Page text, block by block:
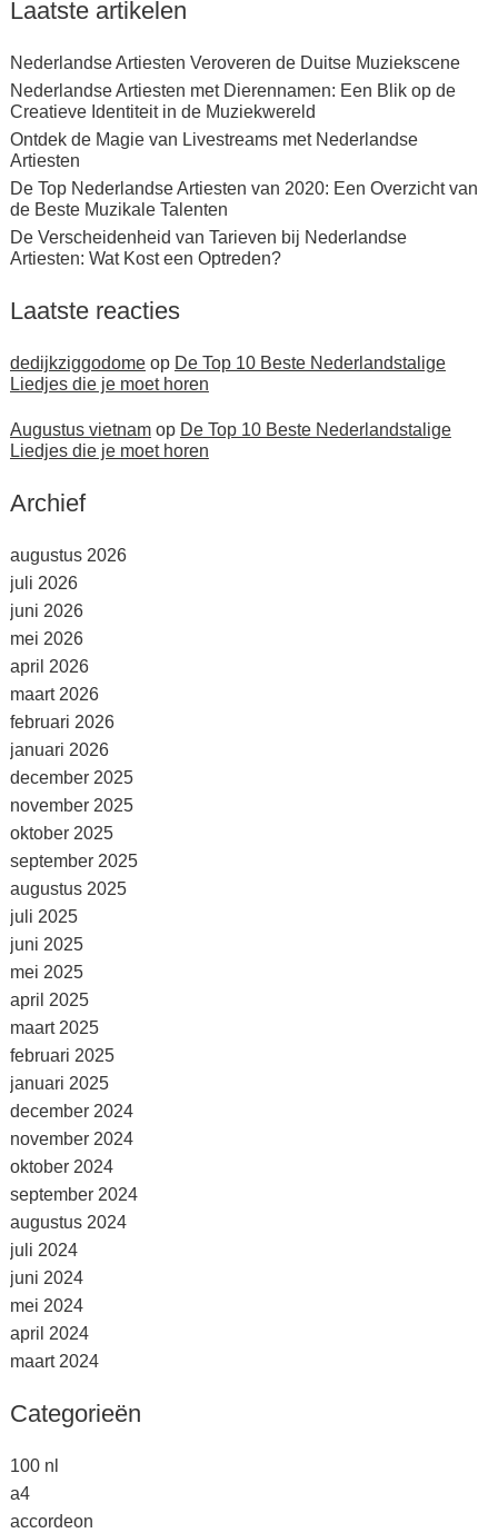
Laatste artikelen
Nederlandse Artiesten Veroveren de Duitse Muziekscene
Nederlandse Artiesten met Dierennamen: Een Blik op de
Creatieve Identiteit in de Muziekwereld
Ontdek de Magie van Livestreams met Nederlandse
Artiesten
De Top Nederlandse Artiesten van 2020: Een Overzicht van
de Beste Muzikale Talenten
De Verscheidenheid van Tarieven bij Nederlandse
Artiesten: Wat Kost een Optreden?
Laatste reacties
dedijkziggodomeop De Top 10 Beste Nederlandstalige
Liedjes die je moet horen
Augustus vietnamop De Top 10 Beste Nederlandstalige
Liedjes die je moet horen
Archief
augustus 2026
juli 2026
juni 2026
mei 2026
april 2026
maart 2026
februari 2026
januari 2026
december 2025
november 2025
oktober 2025
september 2025
augustus 2025
juli 2025
juni 2025
mei 2025
april 2025
maart 2025
februari 2025
januari 2025
december 2024
november 2024
oktober 2024
september 2024
augustus 2024
juli 2024
juni 2024
mei 2024
april 2024
maart 2024
Categorieën
100 nl
a4
accordeon